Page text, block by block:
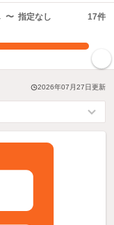
〜 指定なし 17件
2026年07月27日更新